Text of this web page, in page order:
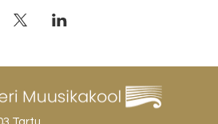
Tartu